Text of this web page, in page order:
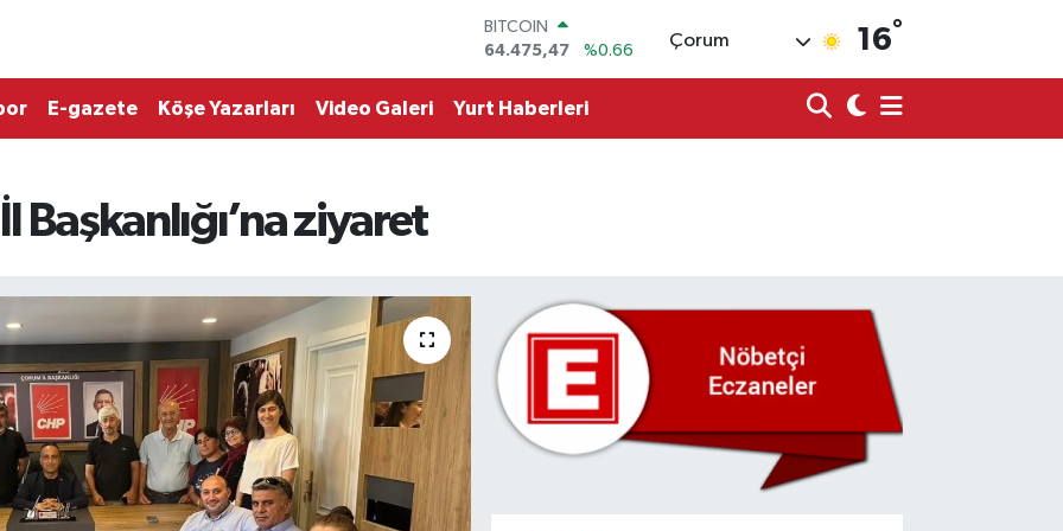
64.475,47
DOLAR
47,5971
%0.05
EURO
Çorum 16°
E-gazete Köşe Yazarları Video Galeri Yurt Haberleri
Başkanlığı’na ziyaret